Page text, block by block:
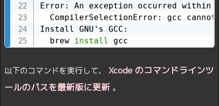
Error: An exception occurred within
CompilerSelectionError: gcc
Install GNU's GCC:
  brew
install gcc
以下のコマンドを実行して、 Xcode のコマンドラインツ
ールのパスを最新版に更新 。